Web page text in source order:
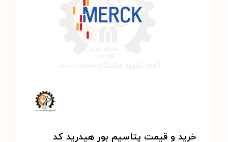
خرید و قیمت پتاسیم بور هیدرید کد